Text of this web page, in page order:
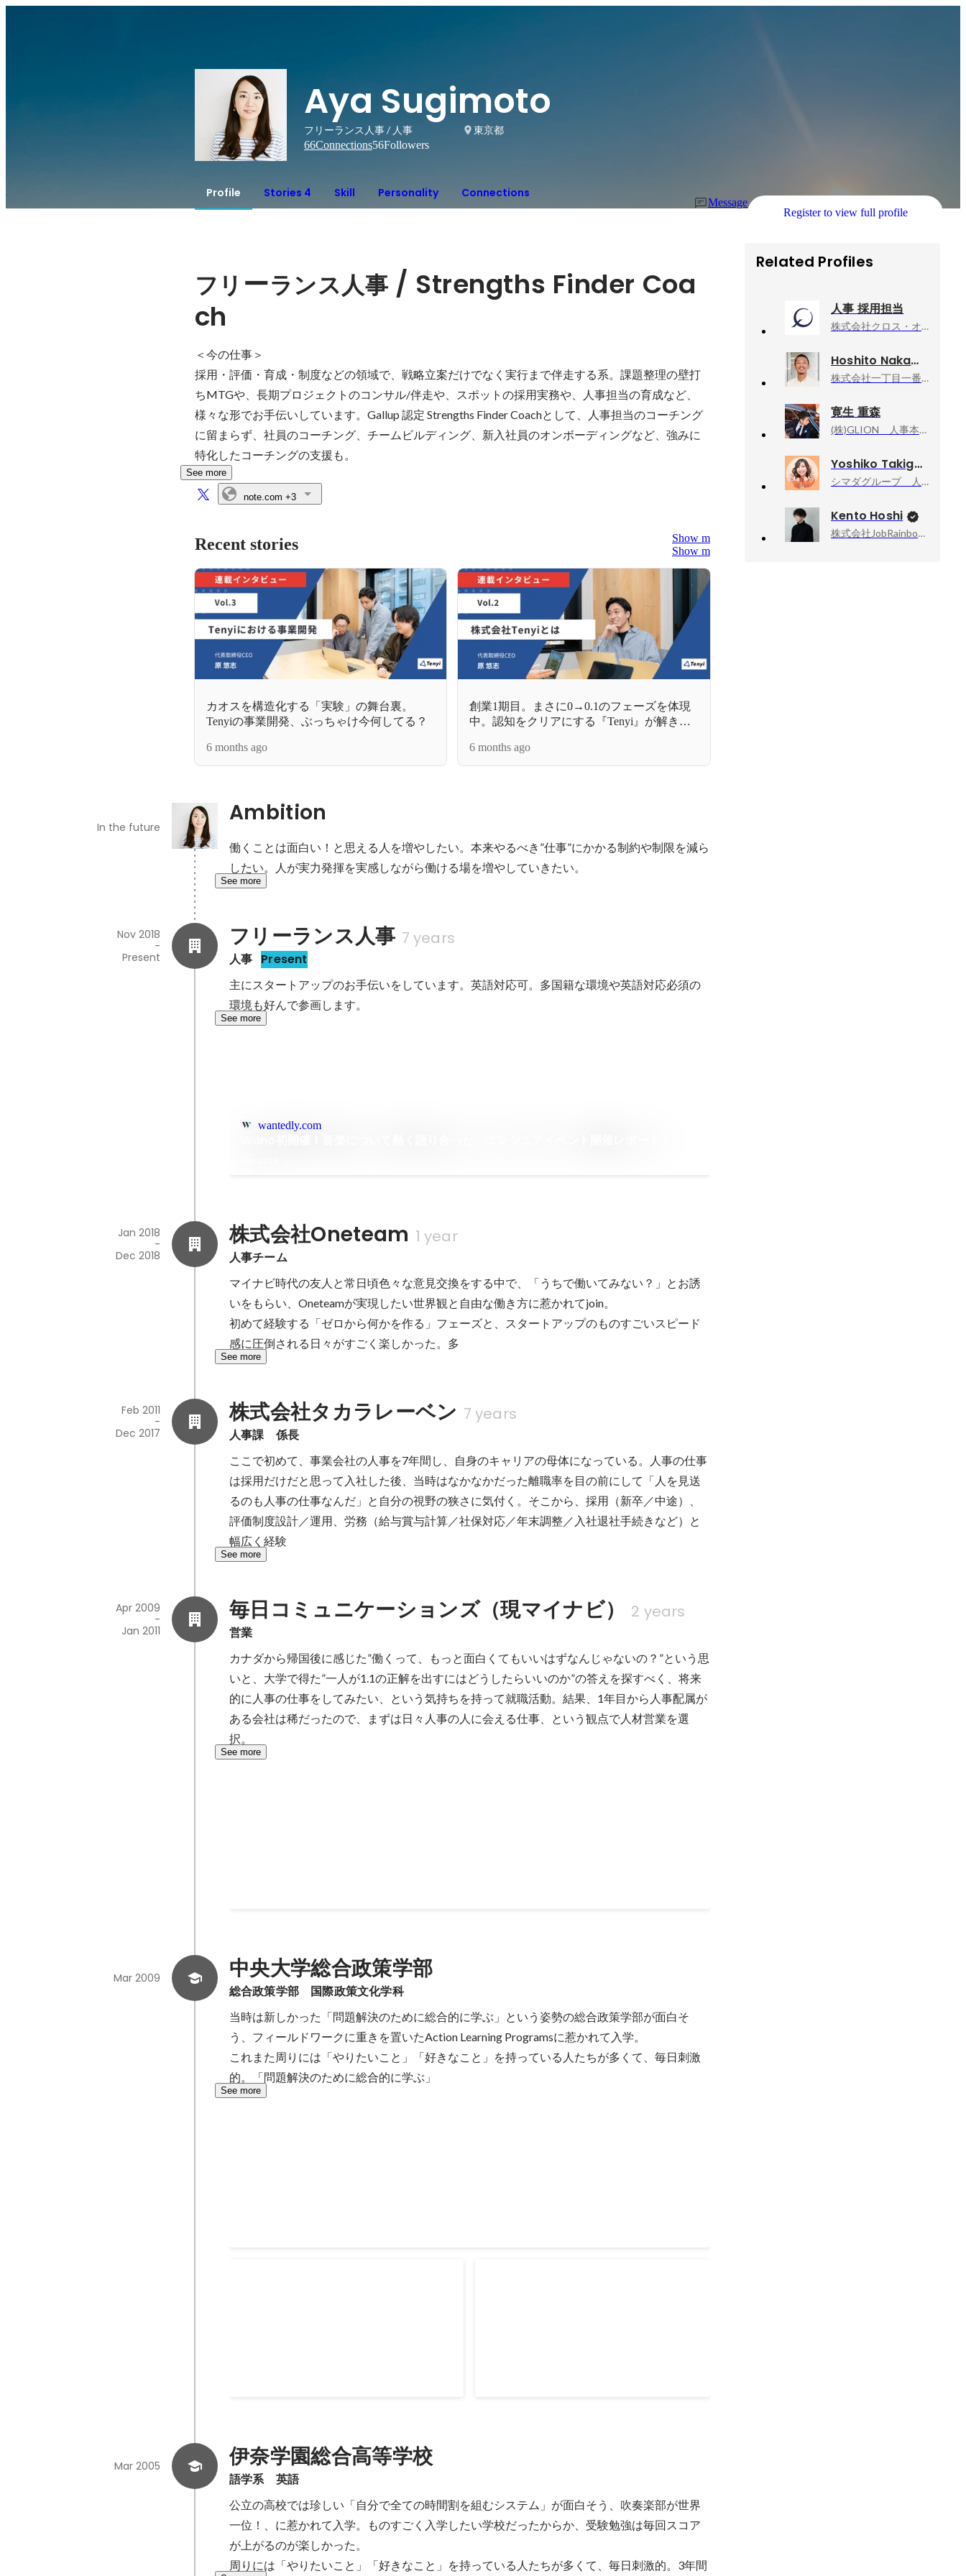
Aya Sugimoto
フリーランス人事 / 人事
東京都
66Connections56Followers
Profile Stories 4 Skill Personality Connections
Message
Register to view full profile
フリ ーランス人事 / Strengths Finder Coa
ch
＜今の仕事＞
採用・評価・育成・制度などの領域で、戦略立案だけでなく実行まで伴走する系。課題整理の壁打
ちMTGや、長期プロジェクトのコンサル/伴走や、スポットの採用実務や、人事担当の育成など、
様々な形でお手伝いしています。Gallup 認定 Strengths Finder Coachとして、人事担当のコーチング
に留まらず、社員のコーチング、チームビルディング、新入社員のオンボーディングなど、強みに
特化したコーチングの支援も。
See more
note.com +3
Recent stories
Show more
Show more
カオスを構造化する「実験」の舞台裏。
Tenyiの事業開発、ぶっちゃけ今何してる？
6 months ago
創業1期目。まさに0→0.1のフェーズを体現
中。認知をクリアにする『Tenyi』が解き明
6 months ago
Ambition
In the future
働くことは面白い！と思える人を増やしたい。本来やるべき”仕事”にかかる制約や制限を減ら
したい。人が実力発揮を実感しながら働ける場を増やしていきたい。
See more
フリーランス人事 7 years
人事 Present
Nov 2018
-
Present
主にスタートアップのお手伝いをしています。英語対応可。多国籍な環境や英語対応必須の
環境も好んで参画します。
See more
wantedly.com
株式会社Oneteam 1 year
人事チーム
Jan 2018
-
Dec 2018
マイナビ時代の友人と常日頃色々な意見交換をする中で、「うちで働いてみない？」とお誘
いをもらい、Oneteamが実現したい世界観と自由な働き方に惹かれてjoin。
初めて経験する「ゼロから何かを作る」フェーズと、スタートアップのものすごいスピード
感に圧倒される日々がすごく楽しかった。多
See more
株式会社タカラレーベン 7 years
人事課　係長
Feb 2011
-
Dec 2017
ここで初めて、事業会社の人事を7年間し、自身のキャリアの母体になっている。人事の仕事
は採用だけだと思って入社した後、当時はなかなかだった離職率を目の前にして「人を見送
るのも人事の仕事なんだ」と自分の視野の狭さに気付く。そこから、採用（新卒／中途）、
評価制度設計／運用、労務（給与賞与計算／社保対応／年末調整／入社退社手続きなど）と
幅広く経験
See more
毎日コミュニケーションズ（現マイナビ） 2 years
営業
Apr 2009
-
Jan 2011
カナダから帰国後に感じた”働くって、もっと面白くてもいいはずなんじゃないの？”という思
いと、大学で得た”一人が1.1の正解を出すにはどうしたらいいのか”の答えを探すべく、将来
的に人事の仕事をしてみたい、という気持ちを持って就職活動。結果、1年目から人事配属が
ある会社は稀だったので、まずは日々人事の人に会える仕事、という観点で人材営業を選
択。
See more
中央大学総合政策学部
総合政策学部　国際政策文化学科
Mar 2009
当時は新しかった「問題解決のために総合的に学ぶ」という姿勢の総合政策学部が面白そ
う、フィールドワークに重きを置いたAction Learning Programsに惹かれて入学。
これまた周りには「やりたいこと」「好きなこと」を持っている人たちが多くて、毎日刺激
的。「問題解決のために総合的に学ぶ」
See more
がどうしたいか」より「どうかしたいことがあ
る人たちをどうまとめるか」において力を発揮
できると自覚し始める。プレゼンで辛辣な反応
らない。
伊奈学園総合高等学校
語学系　英語
Mar 2005
公立の高校では珍しい「自分で全ての時間割を組むシステム」が面白そう、吹奏楽部が世界
一位！、に惹かれて入学。ものすごく入学したい学校だったからか、受験勉強は毎回スコア
が上がるのが楽しかった。
周りには「やりたいこと」「好きなこと」を持っている人たちが多くて、毎日刺激的。3年間
Related Profiles
人事 採用担当
株式会社クロス・オペレーショングループ, 人事採用担当
Hoshito Nakamura
株式会社一丁目一番地, 代表
寛生 重森
(株)GLION 人事本部
Yoshiko Takiguchi
シマダグループ 人事企画部, シマダグループ 広報
Kento Hoshi
株式会社JobRainbow, CEO